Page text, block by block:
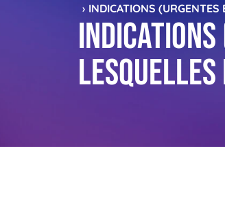
INDICATIONS (URGENTES
lesquelles